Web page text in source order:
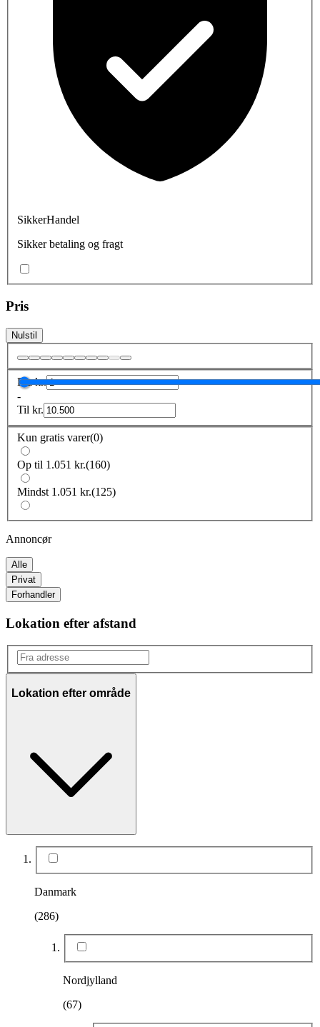
SikkerHandel
Sikker betaling og fragt
Pris
Nulstil
Frakr.
-
Til kr.
Kun gratis varer(0)
Op til 1.051 kr.(160)
Mindst 1.051 kr.(125)
Annoncør
Alle
Privat
Forhandler
Lokation efter afstand
Lokation efter område
Danmark
(286)
Nordjylland
(67)